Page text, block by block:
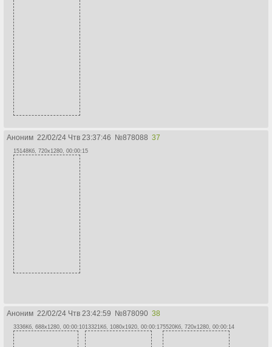
Аноним 22/02/24 Чтв 23:37:46 №878088 37
15148Кб, 720x1280, 00:00:15
Аноним 22/02/24 Чтв 23:42:59 №878090 38
3336Кб, 688x1280, 00:00:1013321Кб, 1080x1920, 00:00:175520Кб, 720x1280, 00:00:14